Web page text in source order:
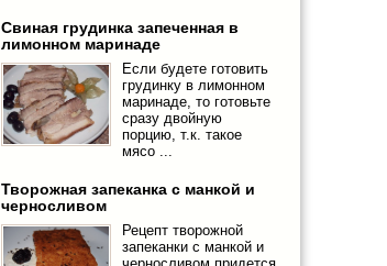
Свиная грудинка запеченная в
лимонном маринаде
Если будете готовить
грудинку в лимонном
маринаде, то готовьте
сразу двойную
порцию, т.к. такое
мясо ...
Творожная запеканка с манкой и
черносливом
Рецепт творожной
запеканки с манкой и